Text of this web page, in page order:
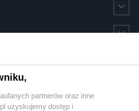
partnerów oraz inne
uzyskujemy dostęp i